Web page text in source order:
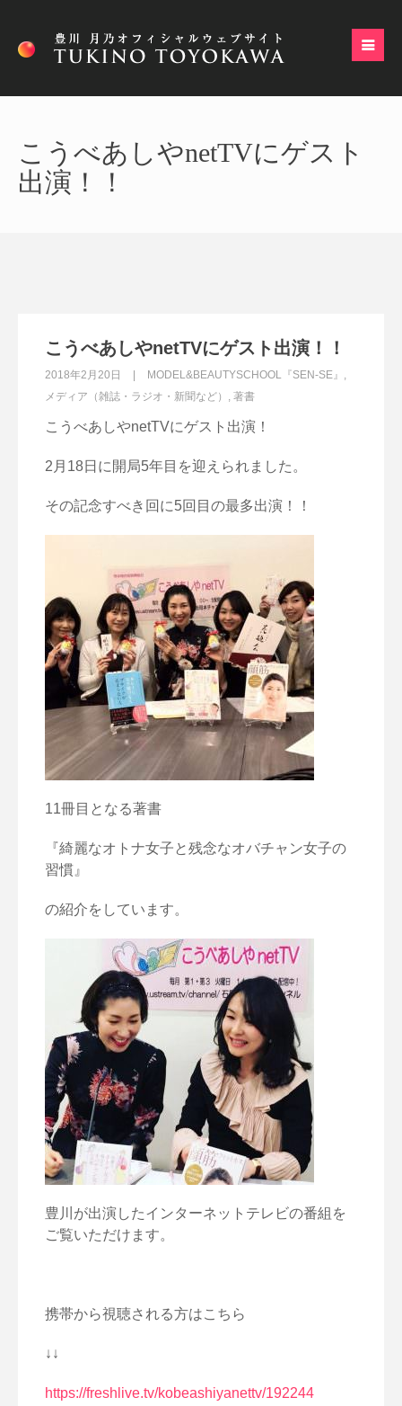
こうべあしやnetTVにゲスト
出演！！
こうべあしやnetTVにゲスト出演！！
2018年2月20日 MODEL&BEAUTYSCHOOL『SEN-SE』 ,
メディア（雑誌・ラジオ・新聞など） , 著書
こうべあしやnetTVにゲスト出演！
2月18日に開局5年目を迎えられました。
その記念すべき回に5回目の最多出演！！
11冊目となる著書
『綺麗なオトナ女子と残念なオバチャン女子の
習慣』
の紹介をしています。
豊川が出演したインターネットテレビの番組を
ご覧いただけます。
携帯から視聴される方はこちら
↓↓
https://freshlive.tv/kobeashiyanettv/192244